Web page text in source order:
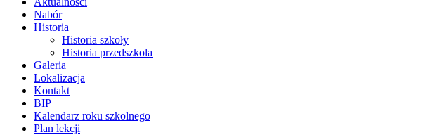
Nabór
Historia
Historia szkoły
Historia przedszkola
Galeria
Lokalizacja
Kontakt
BIP
Kalendarz roku szkolnego
Plan lekcji